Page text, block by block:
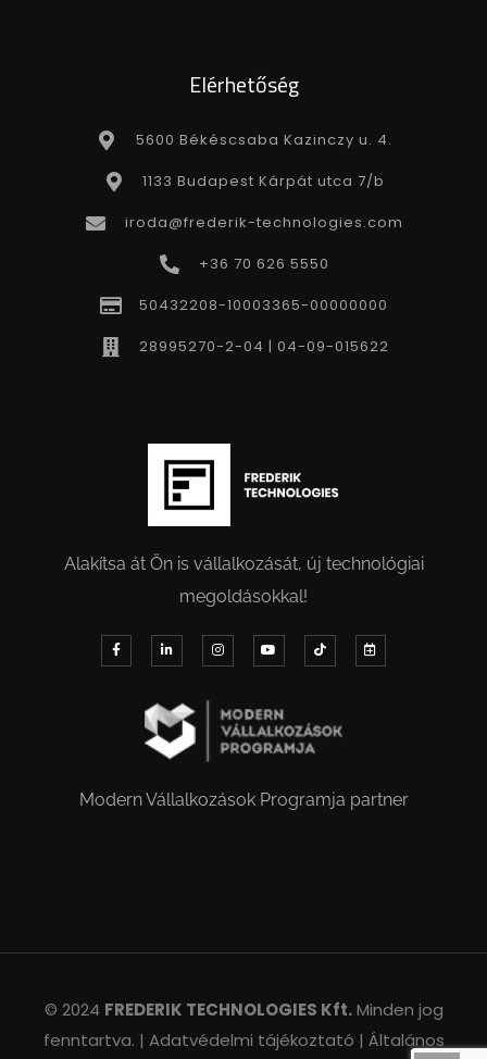
Elérhetőség
5600 Békéscsaba Kazinczy u. 4.
1133 Budapest Kárpát utca 7/b
iroda@frederik-technologies.com
+36 70 626 5550
50432208-10003365-00000000
28995270-2-04 | 04-09-015622
Alakítsa át Ön is vállalkozását, új technológiai
megoldásokkal!
Modern Vállalkozások Programja partner
© 2024 FREDERIK TECHNOLOGIES Kft.Minden jog
fenntartva. | Adatvédelmi tájékoztató | Általános